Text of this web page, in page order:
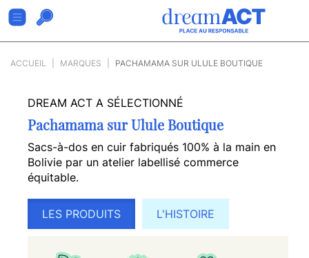
ACCUEIL MARQUES PACHAMAMA SUR ULULE BOUTIQUE
DREAM ACT A SÉLECTIONNÉ
Pachamama sur Ulule Boutique
Sacs-à-dos en cuir fabriqués 100% à la main en
Bolivie par un atelier labellisé commerce
équitable.
LES PRODUITS L'HISTOIRE